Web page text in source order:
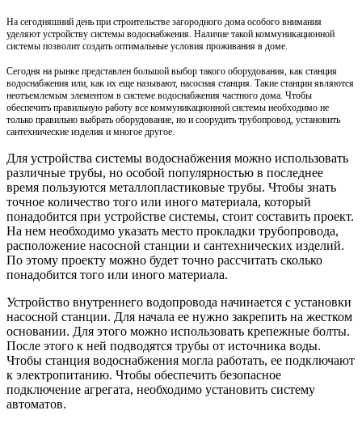
На сегодняшний день при строительстве загородного дома особого внимания
уделяют устройству системы водоснабжения. Наличие такой коммуникационной
системы позволит создать оптимальные условия проживания в доме.
Сегодня на рынке представлен большой выбор такого оборудования, как станция
водоснабжения или, как их еще называют, насосная станция. Такие станции являются
неотъемлемым элементом в системе водоснабжения частного дома. Чтобы
обеспечить правильную работу все коммуникационной системы необходимо не
только правильно выбрать оборудование, но и соорудить трубопровод, установить
сантехнические изделия и многое другое.
Для устройства системы водоснабжения можно использовать
различные трубы, но особой популярностью в последнее
время пользуются металлопластиковые трубы. Чтобы знать
точное количество того или иного материала, который
понадобится при устройстве системы, стоит составить проект.
На нем необходимо указать место прокладки трубопровода,
расположение насосной станции и сантехнических изделий.
По этому проекту можно будет точно рассчитать сколько
понадобится того или иного материала.
Устройство внутреннего водопровода начинается с установки
насосной станции. Для начала ее нужно закрепить на жестком
основании. Для этого можно использовать крепежные болты.
После этого к ней подводятся трубы от источника воды.
Чтобы станция водоснабжения могла работать, ее подключают
к электропитанию. Чтобы обеспечить безопасное
подключение агрегата, необходимо установить систему
автоматов.